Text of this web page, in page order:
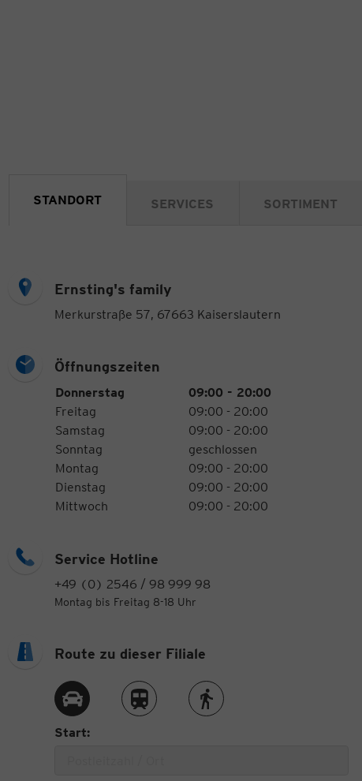
STANDORT SERVICES SORTIMENT
Ernsting's family
Merkurstraße 57, 67663 Kaiserslautern
Öffnungszeiten
Öffnungszeiten
WochentagUhrzeiten
Donnerstag
09:00 - 20:00
Freitag
09:00 - 20:00
Samstag
09:00 - 20:00
Sonntag
geschlossen
Montag
09:00 - 20:00
Dienstag
09:00 - 20:00
Mittwoch
09:00 - 20:00
Service Hotline
+49 (0) 2546 / 98 999 98
Montag bis Freitag 8-18 Uhr
Route zu dieser Filiale
Route per AutoRoute per ZugRoute zu Fuß
Start: